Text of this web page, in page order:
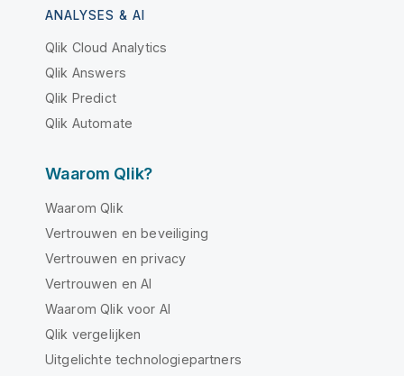
ANALYSES & AI
Qlik Cloud Analytics
Qlik Answers
Qlik Predict
Qlik Automate
Waarom Qlik?
Waarom Qlik
Vertrouwen en beveiliging
Vertrouwen en privacy
Vertrouwen en AI
Waarom Qlik voor AI
Qlik vergelijken
Uitgelichte technologiepartners